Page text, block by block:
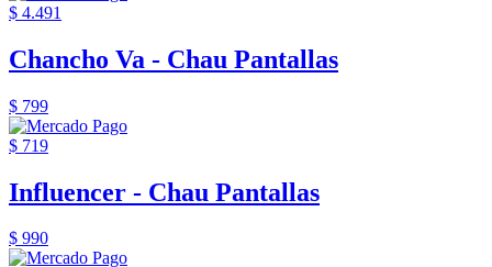
$ 4.491
Chancho Va - Chau Pantallas
$ 799
$ 719
Influencer - Chau Pantallas
$ 990